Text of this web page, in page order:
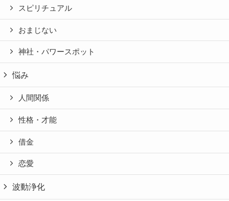
スピリチュアル
おまじない
神社・パワースポット
悩み
人間関係
性格・才能
借金
恋愛
波動浄化